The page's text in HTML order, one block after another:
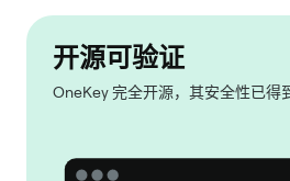
开源可验证
OneKey 完全开源，其安全性已得